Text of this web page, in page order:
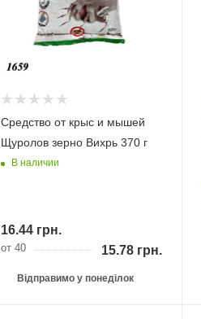
Средство от крыс и мышей
Щуролов зерно Вихрь 370 г
В наличии
16.44 грн.
от 40 15.78 грн.
Відправимо у понеділок